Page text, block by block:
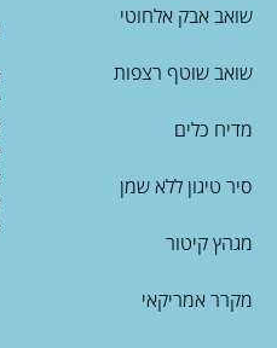
שואב אבק אלחוטי
שואב שוטף רצפות
מדיח כלים
סיר טיגון ללא שמן
מגהץ קיטור
מקרר אמריקאי